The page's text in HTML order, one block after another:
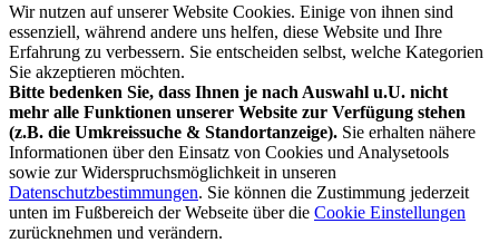
Wir nutzen auf unserer Website Cookies. Einige von ihnen sind
essenziell, während andere uns helfen, diese Website und Ihre
Erfahrung zu verbessern. Sie entscheiden selbst, welche Kategorien
Sie akzeptieren möchten.
Bitte bedenken Sie, dass Ihnen je nach Auswahl u.U. nicht
mehr alle Funktionen unserer Website zur Verfügung stehen
(z.B. die Umkreissuche & Standortanzeige). Sie erhalten nähere
Informationen über den Einsatz von Cookies und Analysetools
sowie zur Widerspruchsmöglichkeit in unseren
Datenschutzbestimmungen. Sie können die Zustimmung jederzeit
unten im Fußbereich der Webseite über die Cookie Einstellungen
zurücknehmen und verändern.